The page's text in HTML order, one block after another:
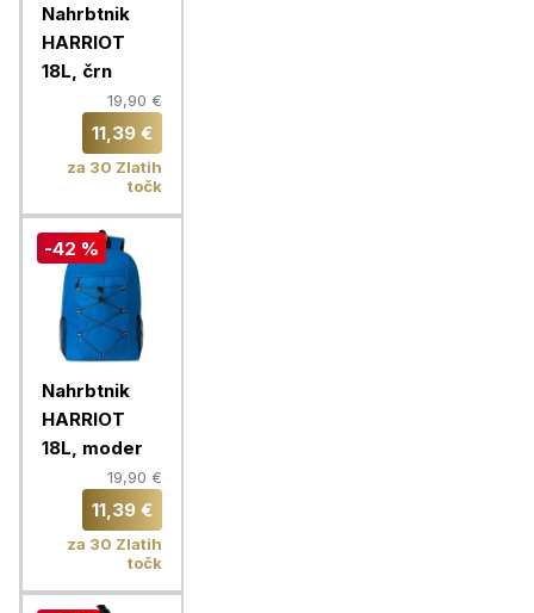
Nahrbtnik
HARRIOT
18L, črn
19,90 €
11,39 €
za 30 Zlatih
točk
-42 %
Nahrbtnik
HARRIOT
18L, moder
19,90 €
11,39 €
za 30 Zlatih
točk